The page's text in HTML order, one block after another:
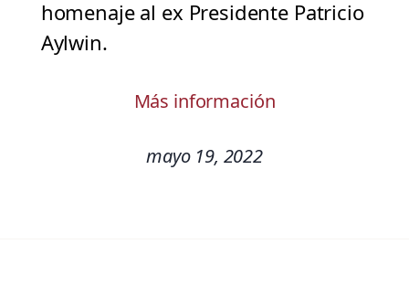
homenaje al ex Presidente Patricio
Aylwin.
Más información
mayo 19, 2022